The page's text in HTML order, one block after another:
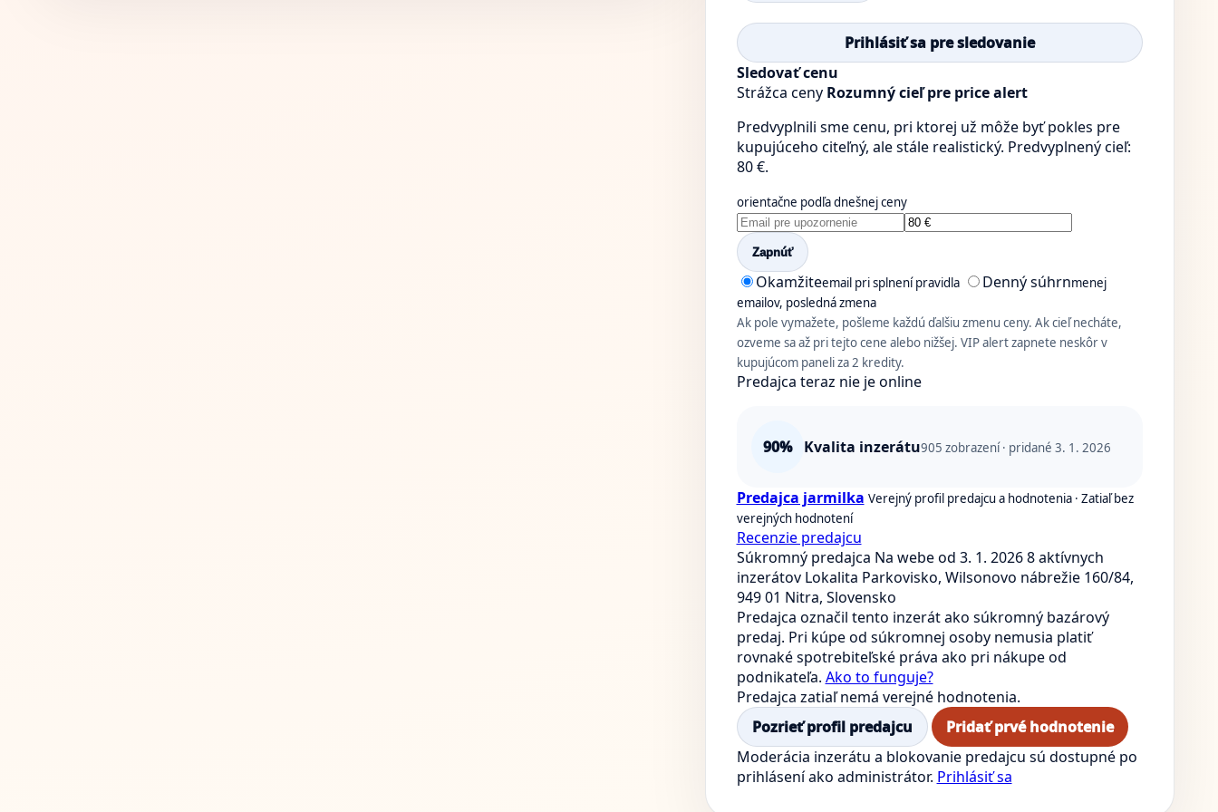
Prihlásiť sa pre sledovanie
Sledovať cenu
Strážca ceny Rozumný cieľ pre price alert
Predvyplnili sme cenu, pri ktorej už môže byť pokles pre
kupujúceho citeľný, ale stále realistický. Predvyplnený cieľ:
80 €.
orientačne podľa dnešnej ceny
Zapnúť
Okamžiteemail pri splnení pravidla Denný súhrnmenej
emailov, posledná zmena
Ak pole vymažete, pošleme každú ďalšiu zmenu ceny. Ak cieľ necháte,
ozveme sa až pri tejto cene alebo nižšej. VIP alert zapnete neskôr v
kupujúcom paneli za 2 kredity.
Predajca teraz nie je online
90% Kvalita inzerátu905 zobrazení · pridané 3. 1. 2026
Predajca jarmilka Verejný profil predajcu a hodnotenia · Zatiaľ bez
verejných hodnotení
Recenzie predajcu
Súkromný predajca Na webe od 3. 1. 2026 8 aktívnych
inzerátov Lokalita Parkovisko, Wilsonovo nábrežie 160/84,
949 01 Nitra, Slovensko
Predajca označil tento inzerát ako súkromný bazárový
predaj. Pri kúpe od súkromnej osoby nemusia platiť
rovnaké spotrebiteľské práva ako pri nákupe od
podnikateľa. Ako to funguje?
Predajca zatiaľ nemá verejné hodnotenia.
Pozrieť profil predajcu
Pridať prvé hodnotenie
Moderácia inzerátu a blokovanie predajcu sú dostupné po
prihlásení ako administrátor. Prihlásiť sa